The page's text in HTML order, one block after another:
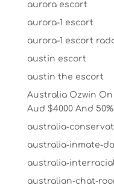
aurora escort
aurora-1 escort
aurora-1 escort
austin escort
austin the escort
Australia Ozwin
Aud $4000 And
australia-
australia-inmate-
australia-
australian-chat-